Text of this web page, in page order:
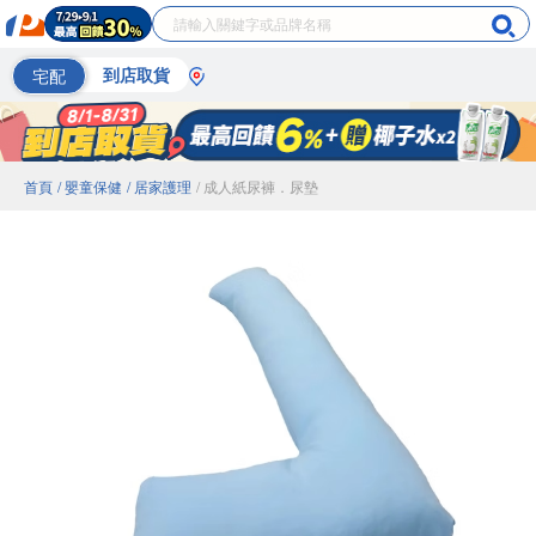
宅配 到店取貨
首頁 / 嬰童保健 / 居家護理 / 成人紙尿褲．尿墊